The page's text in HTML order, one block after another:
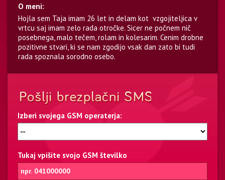
O meni:
Hojla sem Taja imam 26 let in delam kot vzgojiteljica v
vrtcu saj imam zelo rada otročke. Sicer ne počnem nič
posebnega, malo tečem, rolam in kolesarim. Cenim drobne
pozitivne stvari, ki se nam zgodijo vsak dan zato bi tudi
rada spoznala sorodno osebo.
Izberi svojega GSM operaterja:
Tukaj vpišite svojo GSM številko